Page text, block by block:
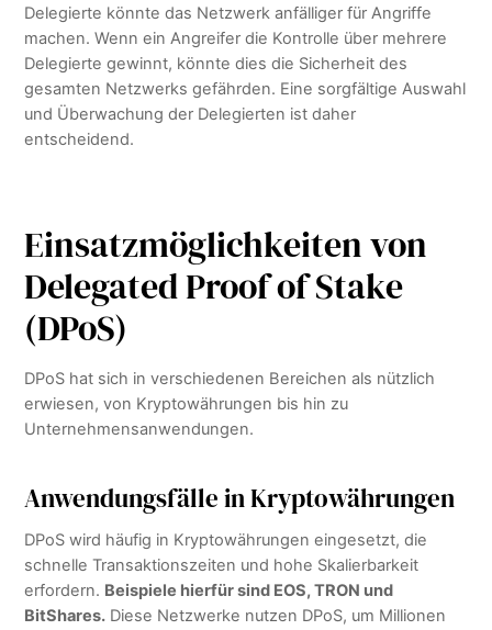
Delegierte könnte das Netzwerk anfälliger für Angriffe
machen. Wenn ein Angreifer die Kontrolle über mehrere
Delegierte gewinnt, könnte dies die Sicherheit des
gesamten Netzwerks gefährden. Eine sorgfältige Auswahl
und Überwachung der Delegierten ist daher
entscheidend.
Einsatzmöglichkeiten von
Delegated Proof of Stake
(DPoS)
DPoS hat sich in verschiedenen Bereichen als nützlich
erwiesen, von Kryptowährungen bis hin zu
Unternehmensanwendungen.
Anwendungsfälle in Kryptowährungen
DPoS wird häufig in Kryptowährungen eingesetzt, die
schnelle Transaktionszeiten und hohe Skalierbarkeit
erfordern. Beispiele hierfür sind EOS, TRON und
BitShares. Diese Netzwerke nutzen DPoS, um Millionen